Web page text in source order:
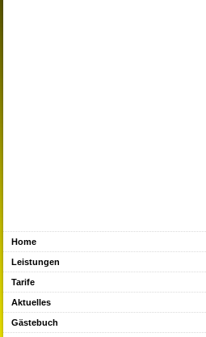
Home
Leistungen
Tarife
Aktuelles
Gästebuch